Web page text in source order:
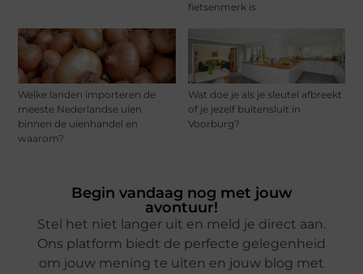
fietsenmerk is
Welke landen importeren de
meeste Nederlandse uien
binnen de uienhandel en
waarom?
Wat doe je als je sleutel afbreekt
of je jezelf buitensluit in
Voorburg?
Begin vandaag nog met jouw
avontuur!
Stel het niet langer uit en meld je direct aan.
Ons platform biedt de perfecte gelegenheid
om jouw mening te uiten en jouw blog met